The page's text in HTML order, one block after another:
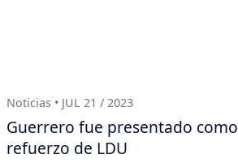
Noticias • JUL 21 / 2023
Guerrero fue presentado como
refuerzo de LDU